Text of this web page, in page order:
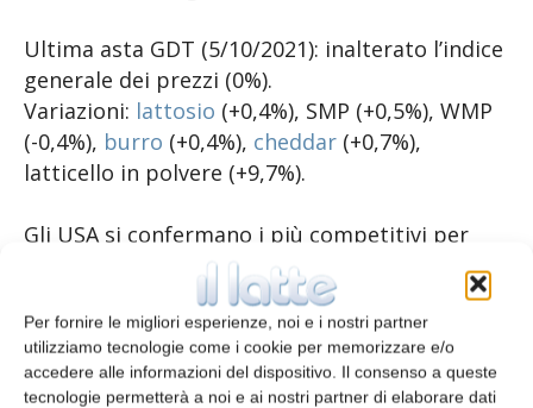
Per fornire le migliori esperienze, noi e i nostri partner
utilizziamo tecnologie come i cookie per memorizzare e/o
accedere alle informazioni del dispositivo. Il consenso a queste
tecnologie permetterà a noi e ai nostri partner di elaborare dati
Ultima asta GDT (5/10/2021): inalterato l’indice
generale dei prezzi (0%).
Variazioni: lattosio (+0,4%), SMP (+0,5%), WMP
(-0,4%), burro (+0,4%), cheddar (+0,7%),
latticello in polvere (+9,7%).
Gli USA si confermano i più competitivi per
e SMP, l’Oceania lo è per il WMP e l’EU
Fonte: European Milk Market Observatory
(MMO)